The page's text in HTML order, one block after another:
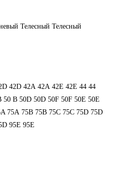
Телесный Телесный
42D 42А 42А 42Е 42Е 44 44
50 B 50D 50D 50F 50F 50Е 50Е
75A 75B 75B 75C 75C 75D 75D
95E 95E